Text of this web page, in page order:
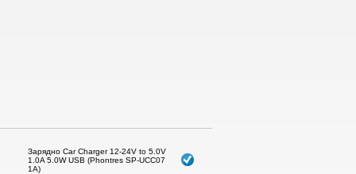
Зарядно Car Charger 12-24V to 5.0V
1.0A 5.0W USB (Phontres SP-UCC07
1A)